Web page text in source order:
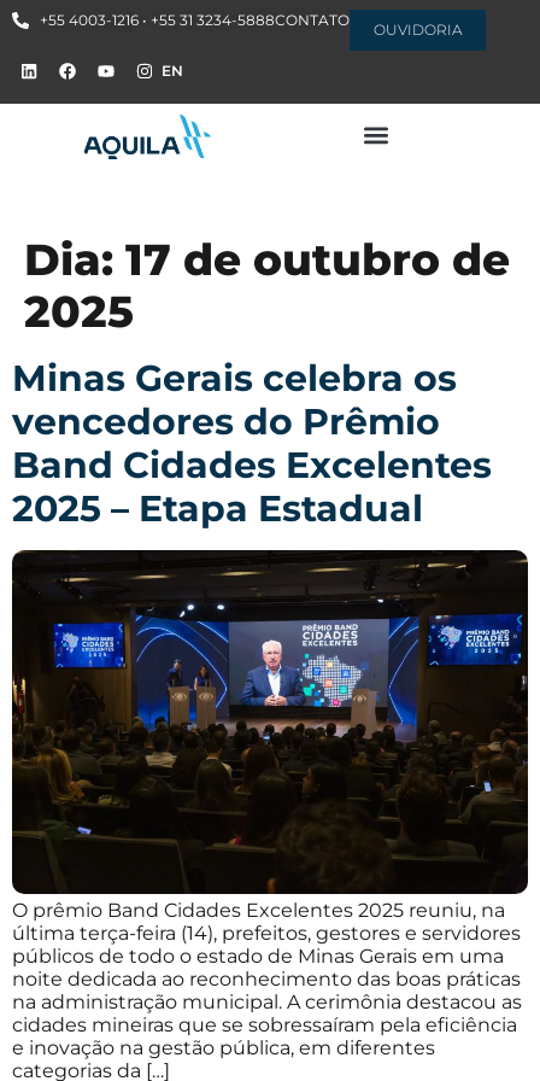
+55 4003-1216 • +55 31 3234-5888CONTATO
OUVIDORIA
EN
Dia: 17 de outubro de
2025
Minas Gerais celebra os
vencedores do Prêmio
Band Cidades Excelentes
2025 – Etapa Estadual
O prêmio Band Cidades Excelentes 2025 reuniu, na
última terça-feira (14), prefeitos, gestores e servidores
públicos de todo o estado de Minas Gerais em uma
noite dedicada ao reconhecimento das boas práticas
na administração municipal. A cerimônia destacou as
cidades mineiras que se sobressaíram pela eficiência
e inovação na gestão pública, em diferentes
categorias da […]